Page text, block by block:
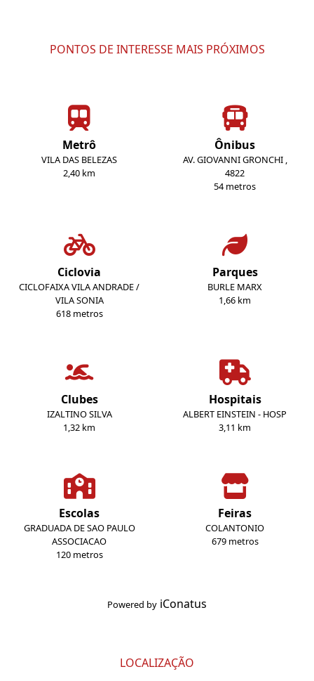
PONTOS DE INTERESSE MAIS PRÓXIMOS
Metrô
VILA DAS BELEZAS
2,40 km
Ônibus
AV. GIOVANNI GRONCHI ,
4822
54 metros
Ciclovia
CICLOFAIXA VILA ANDRADE /
VILA SONIA
618 metros
Parques
BURLE MARX
1,66 km
Clubes
IZALTINO SILVA
1,32 km
Hospitais
ALBERT EINSTEIN - HOSP
3,11 km
Escolas
GRADUADA DE SAO PAULO
ASSOCIACAO
120 metros
Feiras
COLANTONIO
679 metros
Powered by iConatus
LOCALIZAÇÃO